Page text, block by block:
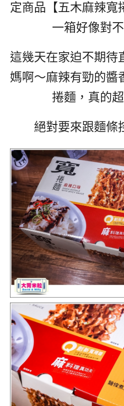
定商品【五木麻辣寬
一箱好像對
這幾天在家迫不期待
媽啊～麻辣有勁的醬
捲麵，真的
絕對要來跟麵條